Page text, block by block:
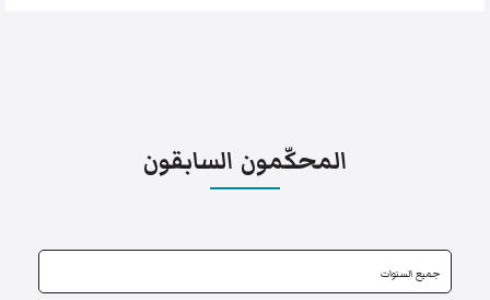
المحكّمون السابقون